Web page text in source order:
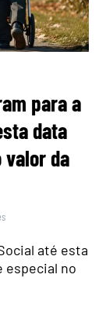
para a
data
valor da
até esta
especial no